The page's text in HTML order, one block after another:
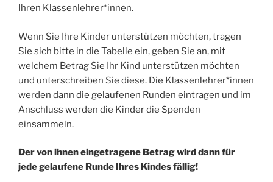
Ihren Klassenlehrer*innen.
Wenn Sie Ihre Kinder unterstützen möchten, tragen
Sie sich bitte in die Tabelle ein, geben Sie an, mit
welchem Betrag Sie Ihr Kind unterstützen möchten
und unterschreiben Sie diese. Die Klassenlehrer*innen
werden dann die gelaufenen Runden eintragen und im
Anschluss werden die Kinder die Spenden
einsammeln.
Der von ihnen eingetragene Betrag wird dann für
jede gelaufene Runde Ihres Kindes fällig!